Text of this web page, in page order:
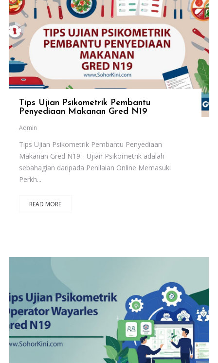
Tips Ujian Psikometrik Pembantu
Penyediaan Makanan Gred N19
Admin
Tips Ujian Psikometrik Pembantu Penyediaan
Makanan Gred N19 - Ujian Psikometrik adalah
sebahagian daripada Penilaian Online Memasuki
Perkh...
READ MORE